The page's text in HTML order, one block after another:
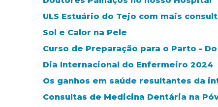
ULS Estuário do Tejo com mais
Sol e Calor na Pele
Curso de Preparação para o Parto -
Dia Internacional do Enfermeiro 2024
Os ganhos em saúde resultantes da
Consultas de Medicina Dentária na